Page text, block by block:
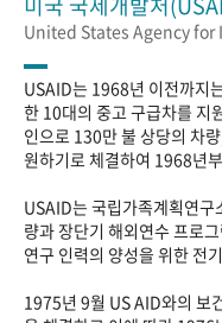
United States Agency
USAID는 1968년 이전까지
한 10대의 중고 구급차를 지
인으로 130만 불 상당의 차
원하기로 체결하여 1968년
USAID는 국립가족계획연
량과 장단기 해외연수 프로
연구 인력의 양성을 위한 전
1975년 9월 US AID와의 보